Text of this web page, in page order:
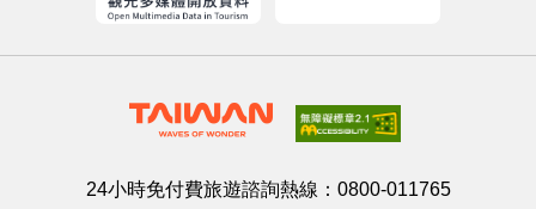
24小時免付費旅遊諮詢熱線： 0800-011765